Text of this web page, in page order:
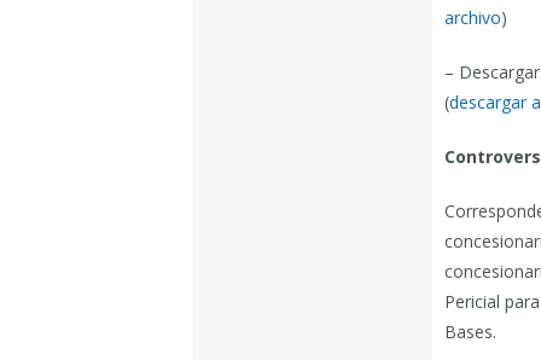
archivo)
–
(descargar
Pericial
Bases.